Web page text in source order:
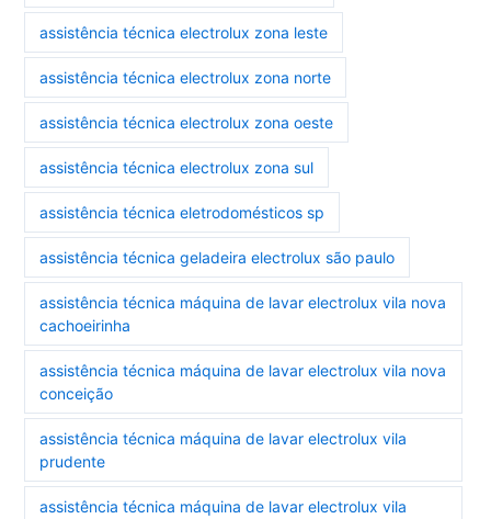
assistência técnica electrolux zona leste
assistência técnica electrolux zona norte
assistência técnica electrolux zona oeste
assistência técnica electrolux zona sul
assistência técnica eletrodomésticos sp
assistência técnica geladeira electrolux são paulo
assistência técnica máquina de lavar electrolux vila nova
cachoeirinha
assistência técnica máquina de lavar electrolux vila nova
conceição
assistência técnica máquina de lavar electrolux vila
prudente
assistência técnica máquina de lavar electrolux vila